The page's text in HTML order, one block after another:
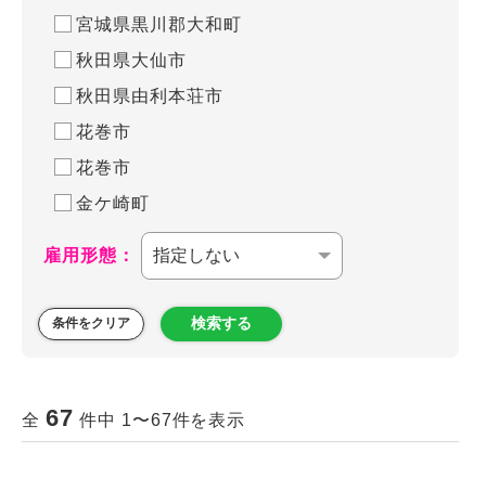
宮城県黒川郡大和町
秋田県大仙市
秋田県由利本荘市
花巻市
花巻市
金ケ崎町
雇用形態：
条件をクリア 検索する
全 67 件中 1〜67件を表示